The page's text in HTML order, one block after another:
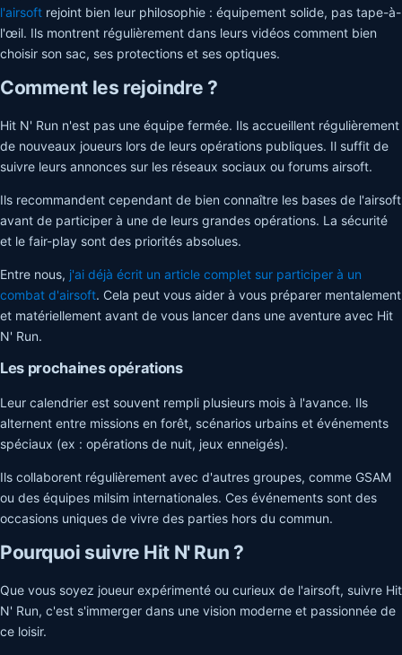
l'airsoft rejoint bien leur philosophie : équipement solide, pas tape-à-
l'œil. Ils montrent régulièrement dans leurs vidéos comment bien
choisir son sac, ses protections et ses optiques.
Comment les rejoindre ?
Hit N' Run n'est pas une équipe fermée. Ils accueillent régulièrement
de nouveaux joueurs lors de leurs opérations publiques. Il suffit de
suivre leurs annonces sur les réseaux sociaux ou forums airsoft.
Ils recommandent cependant de bien connaître les bases de l'airsoft
avant de participer à une de leurs grandes opérations. La sécurité
et le fair-play sont des priorités absolues.
Entre nous, j'ai déjà écrit un article complet sur participer à un
combat d'airsoft. Cela peut vous aider à vous préparer mentalement
et matériellement avant de vous lancer dans une aventure avec Hit
N' Run.
Les prochaines opérations
Leur calendrier est souvent rempli plusieurs mois à l'avance. Ils
alternent entre missions en forêt, scénarios urbains et événements
spéciaux (ex : opérations de nuit, jeux enneigés).
Ils collaborent régulièrement avec d'autres groupes, comme GSAM
ou des équipes milsim internationales. Ces événements sont des
occasions uniques de vivre des parties hors du commun.
Pourquoi suivre Hit N' Run ?
Que vous soyez joueur expérimenté ou curieux de l'airsoft, suivre Hit
N' Run, c'est s'immerger dans une vision moderne et passionnée de
ce loisir.